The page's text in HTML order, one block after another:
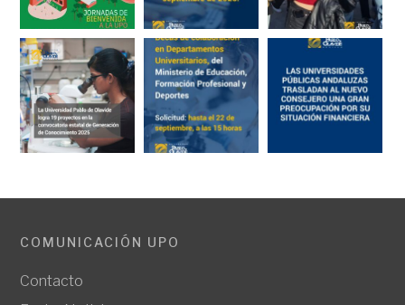
COMUNICACIÓN UPO
Contacto